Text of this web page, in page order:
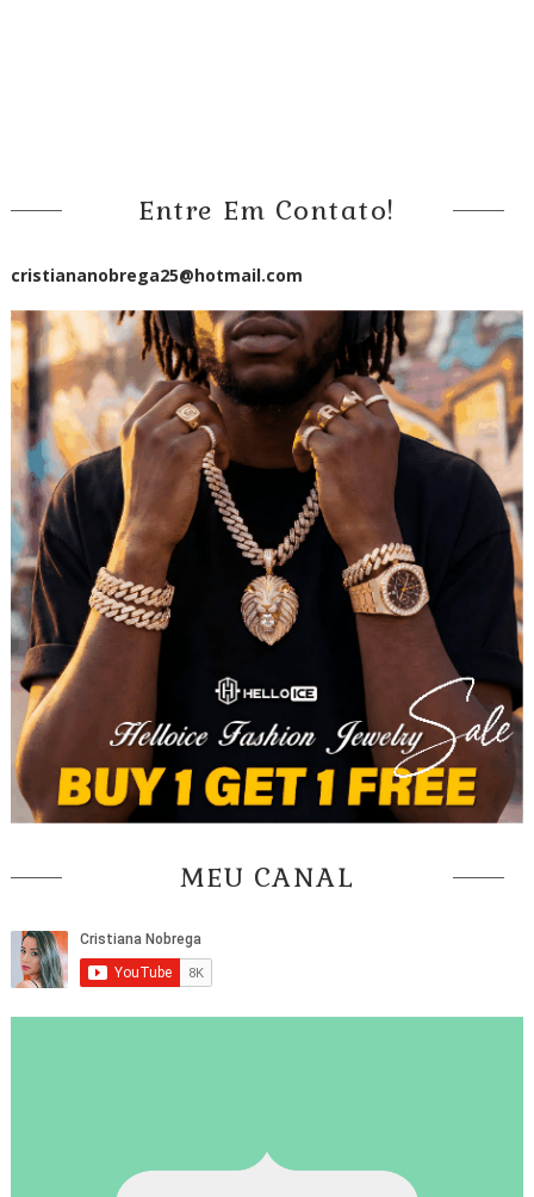
Entre Em Contato!
cristiananobrega25@hotmail.com
MEU CANAL